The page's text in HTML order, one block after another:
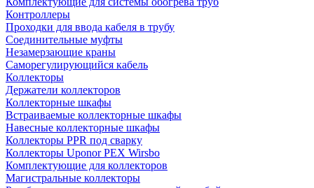
Контроллеры
Проходки для ввода кабеля в трубу
Соединительные муфты
Незамерзающие краны
Саморегулирующийся кабель
Коллекторы
Держатели коллекторов
Коллекторные шкафы
Встраиваемые коллекторные шкафы
Навесные коллекторные шкафы
Коллекторы PPR под сварку
Коллекторы Uponor PEX Wirsbo
Комплектующие для коллекторов
Магистральные коллекторы